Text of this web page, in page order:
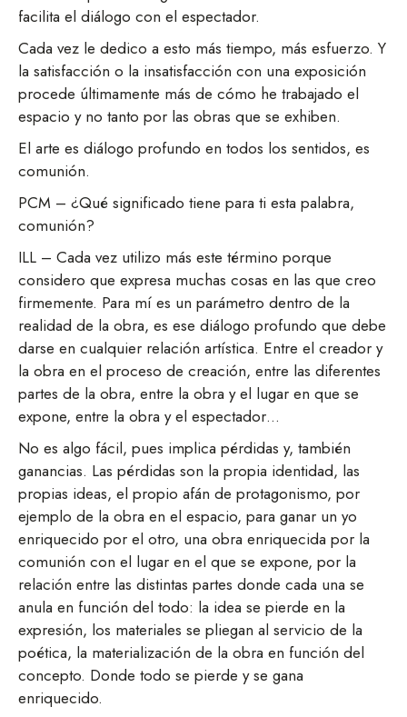
facilita el diálogo con el espectador.
Cada vez le dedico a esto más tiempo, más esfuerzo. Y
la satisfacción o la insatisfacción con una exposición
procede últimamente más de cómo he trabajado el
espacio y no tanto por las obras que se exhiben.
El arte es diálogo profundo en todos los sentidos, es
comunión.
PCM – ¿Qué significado tiene para ti esta palabra,
comunión?
ILL – Cada vez utilizo más este término porque
considero que expresa muchas cosas en las que creo
firmemente. Para mí es un parámetro dentro de la
realidad de la obra, es ese diálogo profundo que debe
darse en cualquier relación artística. Entre el creador y
la obra en el proceso de creación, entre las diferentes
partes de la obra, entre la obra y el lugar en que se
expone, entre la obra y el espectador…
No es algo fácil, pues implica pérdidas y, también
ganancias. Las pérdidas son la propia identidad, las
propias ideas, el propio afán de protagonismo, por
ejemplo de la obra en el espacio, para ganar un yo
enriquecido por el otro, una obra enriquecida por la
comunión con el lugar en el que se expone, por la
relación entre las distintas partes donde cada una se
anula en función del todo: la idea se pierde en la
expresión, los materiales se pliegan al servicio de la
poética, la materialización de la obra en función del
concepto. Donde todo se pierde y se gana
enriquecido.